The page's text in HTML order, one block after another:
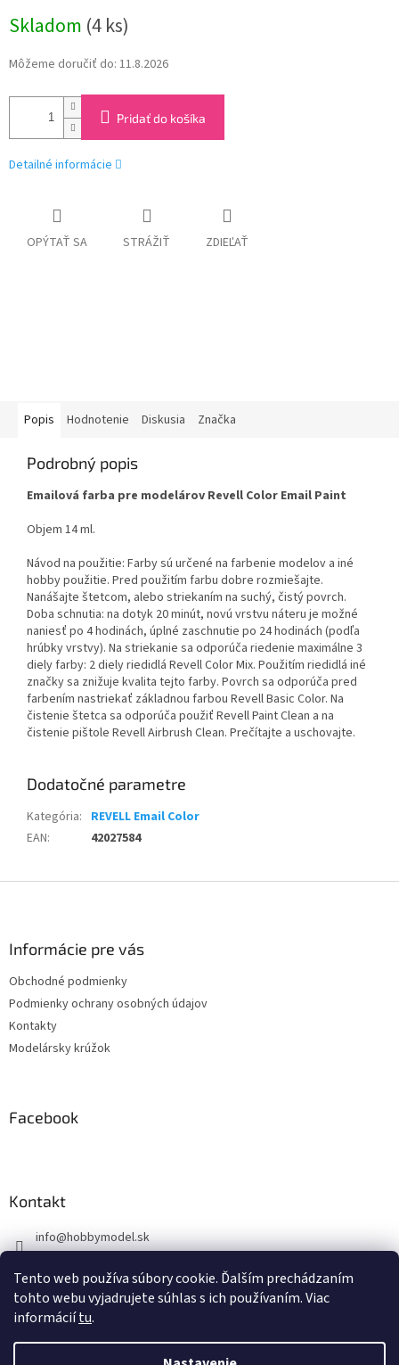
Tento web používa súbory cookie. Ďalším prechádzaním
tohto webu vyjadrujete súhlas s ich používaním. Viac
informáciítu.
cena:
Skladom (4 ks)
Môžeme doručiť do: 11.8.2026
Pridať do košíka
Detailné informácie
OPÝTAŤ SA STRÁŽIŤ ZDIEĽAŤ
Popis Hodnotenie Diskusia Značka
Podrobný popis
Emailová farba pre modelárov Revell Color Email Paint
Objem 14 ml.
Návod na použitie: Farby sú určené na farbenie modelov a iné
hobby použitie. Pred použitím farbu dobre rozmiešajte.
Nanášajte štetcom, alebo striekaním na suchý, čistý povrch.
Doba schnutia: na dotyk 20 minút, novú vrstvu náteru je možné
naniesť po 4 hodinách, úplné zaschnutie po 24 hodinách (podľa
hrúbky vrstvy). Na striekanie sa odporúča riedenie maximálne 3
diely farby: 2 diely riedidlá Revell Color Mix. Použitím riedidlá iné
značky sa znižuje kvalita tejto farby. Povrch sa odporúča pred
farbením nastriekať základnou farbou Revell Basic Color. Na
čistenie štetca sa odporúča použiť Revell Paint Clean a na
čistenie pištole Revell Airbrush Clean. Prečítajte a uschovajte.
Dodatočné parametre
Kategória: REVELL Email Color
EAN: 42027584
Informácie pre vás
Obchodné podmienky
Podmienky ochrany osobných údajov
Kontakty
Modelársky krúžok
Facebook
Kontakt
info@hobbymodel.sk
https://www.facebook.com/skhobbymodel